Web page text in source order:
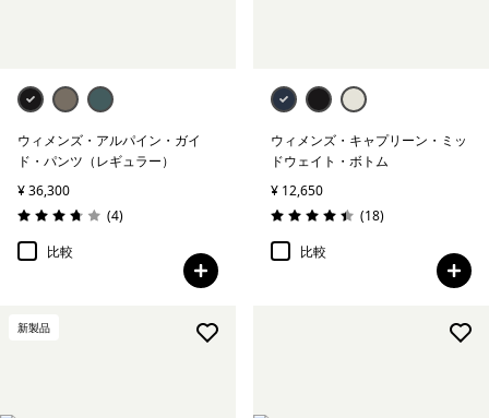
ウィメンズ・アルパイン・ガイ
ド・パンツ（レギュラー）
¥ 36,300
評価: 3.8 / 5
(4レビュー
)
比較
ウィメンズ・キャプリーン・ミッ
ドウェイト・ボトム
¥ 12,650
評価: 4.4 / 5
(18レビュー
)
比較
新製品